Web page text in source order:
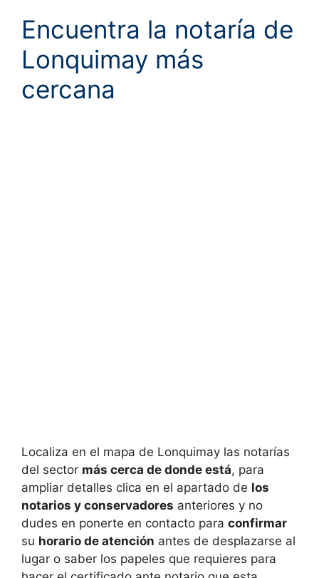
Encuentra la notaría de
Lonquimay más
cercana
Localiza en el mapa de Lonquimay las notarías
del sector más cerca de donde está, para
ampliar detalles clica en el apartado de los
notarios y conservadores anteriores y no
dudes en ponerte en contacto para confirmar
su horario de atención antes de desplazarse al
lugar o saber los papeles que requieres para